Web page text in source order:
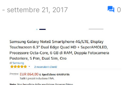
- settembre 21, 2017 0